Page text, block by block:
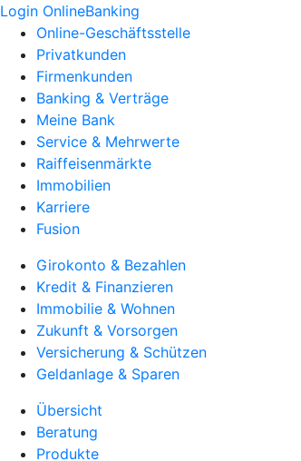
Login OnlineBanking
Online-Geschäftsstelle
Privatkunden
Firmenkunden
Banking & Verträge
Meine Bank
Service & Mehrwerte
Raiffeisenmärkte
Immobilien
Karriere
Fusion
Girokonto & Bezahlen
Kredit & Finanzieren
Immobilie & Wohnen
Zukunft & Vorsorgen
Versicherung & Schützen
Geldanlage & Sparen
Übersicht
Beratung
Produkte